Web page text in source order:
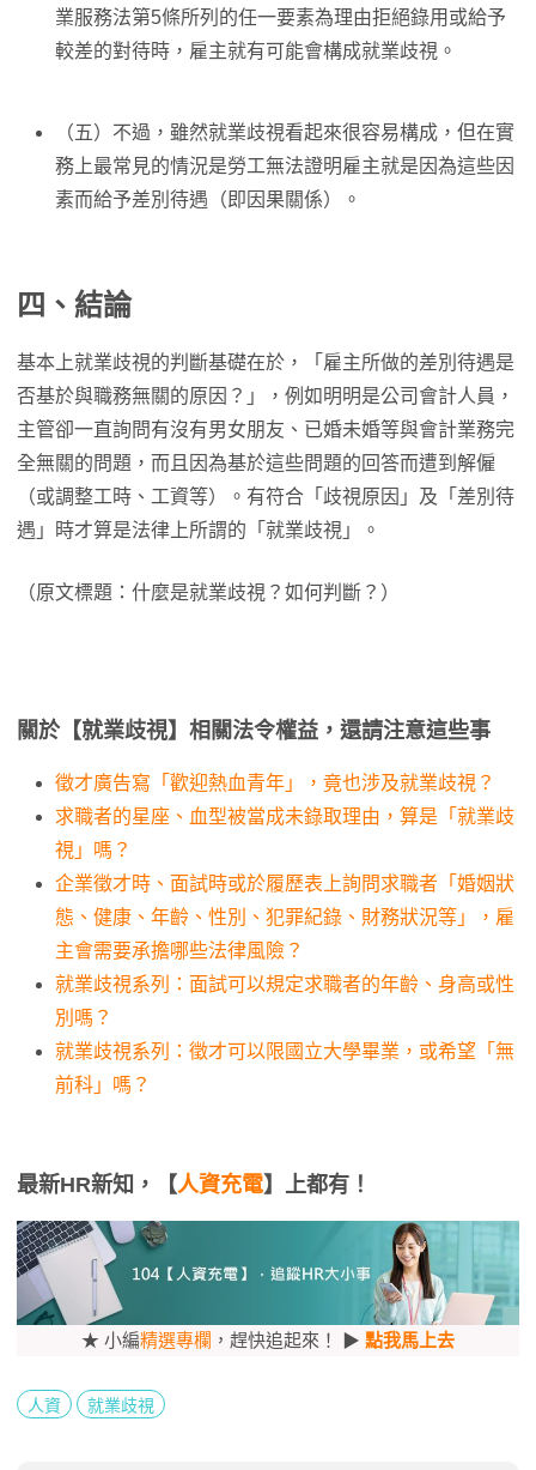
業服務法第5條所列的任一要素為理由拒絕錄用或給予
較差的對待時，雇主就有可能會構成就業歧視。
（五）不過，雖然就業歧視看起來很容易構成，但在實
務上最常見的情況是勞工無法證明雇主就是因為這些因
素而給予差別待遇（即因果關係）。
四、結論
基本上就業歧視的判斷基礎在於，「雇主所做的差別待遇是
否基於與職務無關的原因？」，例如明明是公司會計人員，
主管卻一直詢問有沒有男女朋友、已婚未婚等與會計業務完
全無關的問題，而且因為基於這些問題的回答而遭到解僱
（或調整工時、工資等）。有符合「歧視原因」及「差別待
遇」時才算是法律上所謂的「就業歧視」。
（原文標題：什麼是就業歧視？如何判斷？）
關於【就業歧視】相關法令權益，還請注意這些事
徵才廣告寫「歡迎熱血青年」，竟也涉及就業歧視？
求職者的星座、血型被當成未錄取理由，算是「就業歧
視」嗎？
企業徵才時、面試時或於履歷表上詢問求職者「婚姻狀
態、健康、年齡、性別、犯罪紀錄、財務狀況等」，雇
主會需要承擔哪些法律風險？
就業歧視系列：面試可以規定求職者的年齡、身高或性
別嗎？
就業歧視系列：徵才可以限國立大學畢業，或希望「無
前科」嗎？
最新HR新知，【人資充電】上都有！
★ 小編精選專欄 ，趕快追起來！ ▶ 點我馬上去
人資 就業歧視